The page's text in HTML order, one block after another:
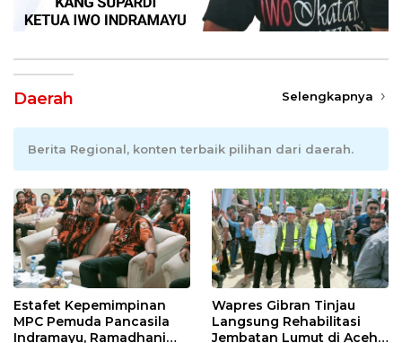
Daerah Selengkapnya
Berita Regional, konten terbaik pilihan dari daerah.
Estafet Kepemimpinan
MPC Pemuda Pancasila
Indramayu, Ramadhani
Wapres Gibran Tinjau
Langsung Rehabilitasi
Jembatan Lumut di Aceh